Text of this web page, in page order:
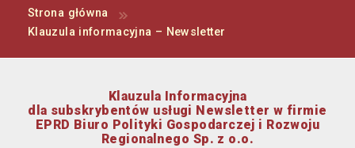
Strona główna
Klauzula informacyjna – Newsletter
Klauzula Informacyjna
dla subskrybentów usługi Newsletter w firmie
EPRD Biuro Polityki Gospodarczej i Rozwoju
Regionalnego Sp. z o.o.